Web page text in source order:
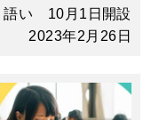
語い 10月1日開設
2023年2月26日